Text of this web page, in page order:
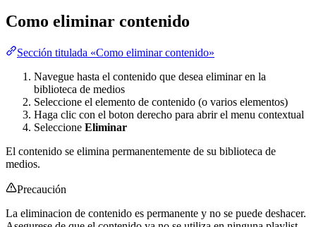
Como eliminar contenido
Sección titulada «Como eliminar contenido»
Navegue hasta el contenido que desea eliminar en la
biblioteca de medios
Seleccione el elemento de contenido (o varios elementos)
Haga clic con el boton derecho para abrir el menu contextual
Seleccione Eliminar
El contenido se elimina permanentemente de su biblioteca de
medios.
Precaución
La eliminacion de contenido es permanente y no se puede deshacer.